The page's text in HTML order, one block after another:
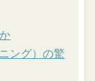
ング）の驚